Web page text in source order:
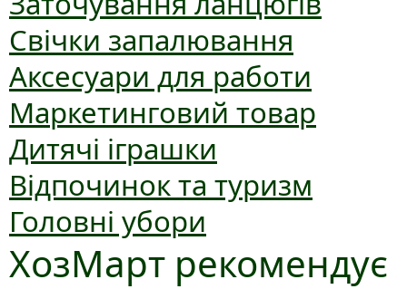
Свічки запалювання
Аксесуари для работи
Маркетинговий товар
Дитячі іграшки
Відпочинок та туризм
Головні убори
ХозМарт рекомендує